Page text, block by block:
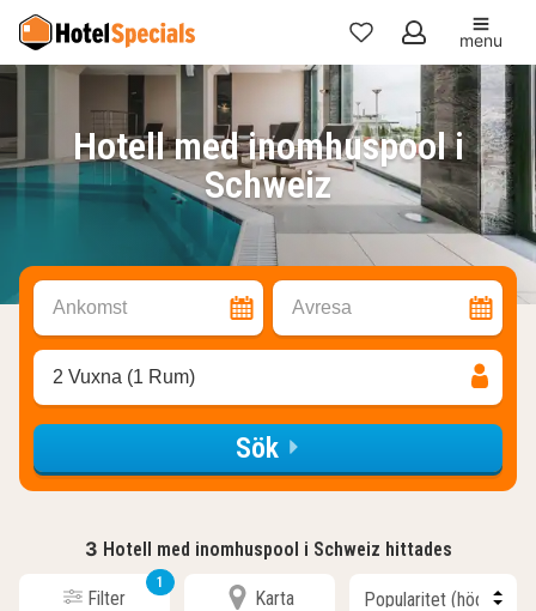
Mina
favoriter
menu
Hotell med inomhuspool i
Schweiz
Ankomst Avresa
2 Vuxna (1 Rum)
Sök
3 Hotell med inomhuspool i Schweiz hittades
Filter
1
Karta